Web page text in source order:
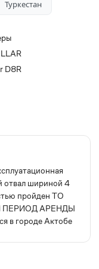
D8R
отвал шириной 4
пройден ТО
ПЕРИОД АРЕНДЫ
в городе Актобе
Туркестан